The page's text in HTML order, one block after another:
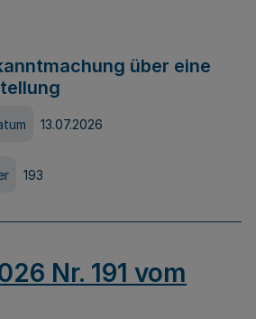
über eine
13.07.2026
193
Nr. 191 vom